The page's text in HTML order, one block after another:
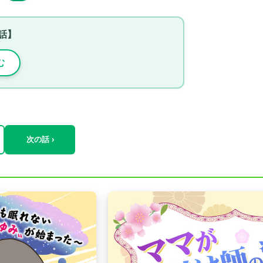
次の話 ›